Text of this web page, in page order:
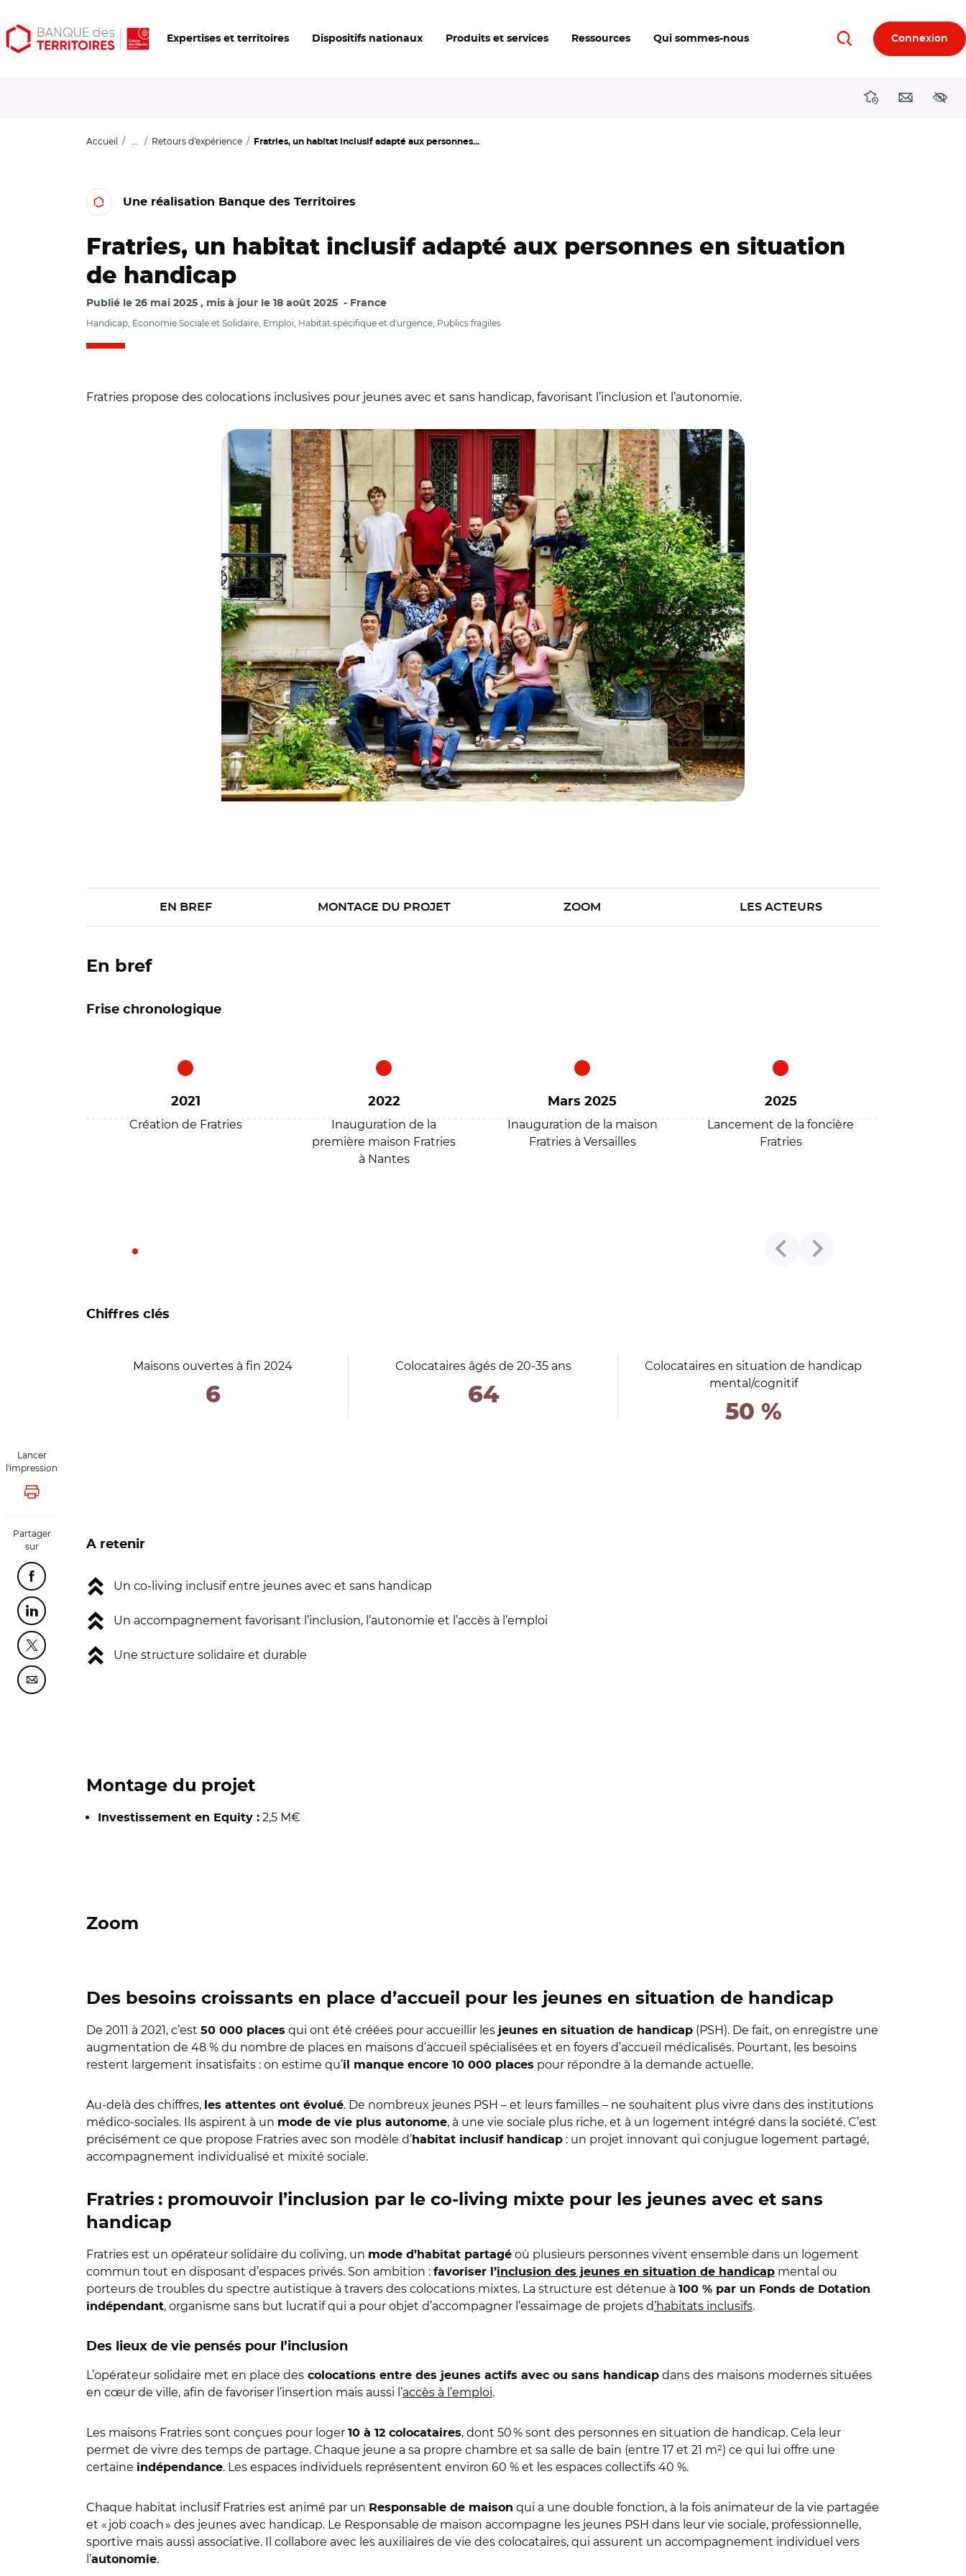
Aller
au
Aller
au
Ouvrir
les
Expertises et territoires Dispositifs nationaux Produits et services Ressources Qui sommes-nous RechercherConnexion
DirectionsContact
Accueil ... Retours d'expérience Fratries, un habitat inclusif adapté aux personnes...
Une réalisation Banque des Territoires
Fratries, un habitat inclusif adapté aux personnes en situation
de handicap
Publié le 26 mai 2025 mis à jour le 18 août 2025 France
Handicap, Economie Sociale et Solidaire, Emploi, Habitat spécifique et d'urgence, Publics fragiles
Lancer
l'impression
Lancer l'impression
Partager
sur
Partager cette page sur Facebook
Partager cette page sur Linkedin
Partager cette page sur Twitter
Partager cette page sur Courriel
Fratries propose des colocations inclusives pour jeunes avec et sans handicap, favorisant l’inclusion et l’autonomie.
EN BREF MONTAGE DU PROJET ZOOM LES ACTEURS
En bref
Frise chronologique
2021
Création de Fratries
2022
Inauguration de la
première maison Fratries
à Nantes
Mars 2025
Inauguration de la maison
Fratries à Versailles
2025
Lancement de la foncière
Fratries
Chiffres clés
Maisons ouvertes à fin 2024
6
Colocataires âgés de 20-35 ans
64
Colocataires en situation de handicap
mental/cognitif
50 %
A retenir
Un co-living inclusif entre jeunes avec et sans handicap
Un accompagnement favorisant l’inclusion, l’autonomie et l’accès à l’emploi
Une structure solidaire et durable
Montage du projet
Investissement en Equity : 2,5 M€
Zoom
Des besoins croissants en place d’accueil pour les jeunes en situation de handicap
De 2011 à 2021, c’est 50 000 places qui ont été créées pour accueillir les jeunes en situation de handicap (PSH). De fait, on enregistre une
augmentation de 48 % du nombre de places en maisons d’accueil spécialisées et en foyers d’accueil médicalisés. Pourtant, les besoins
restent largement insatisfaits : on estime qu’il manque encore 10 000 places pour répondre à la demande actuelle.
Au-delà des chiffres, les attentes ont évolué. De nombreux jeunes PSH – et leurs familles – ne souhaitent plus vivre dans des institutions
médico-sociales. Ils aspirent à un mode de vie plus autonome, à une vie sociale plus riche, et à un logement intégré dans la société. C’est
précisément ce que propose Fratries avec son modèle d’habitat inclusif handicap : un projet innovant qui conjugue logement partagé,
accompagnement individualisé et mixité sociale.
Fratries : promouvoir l’inclusion par le co-living mixte pour les jeunes avec et sans
handicap
Fratries est un opérateur solidaire du coliving, un mode d’habitat partagé où plusieurs personnes vivent ensemble dans un logement
commun tout en disposant d’espaces privés. Son ambition : favoriser l’inclusion des jeunes en situation de handicap mental ou
porteurs de troubles du spectre autistique à travers des colocations mixtes. La structure est détenue à 100 % par un Fonds de Dotation
indépendant, organisme sans but lucratif qui a pour objet d’accompagner l’essaimage de projets d’habitats inclusifs.
Des lieux de vie pensés pour l’inclusion
L’opérateur solidaire met en place des colocations entre des jeunes actifs avec ou sans handicap dans des maisons modernes situées
en cœur de ville, afin de favoriser l’insertion mais aussi l’accès à l’emploi.
Les maisons Fratries sont conçues pour loger 10 à 12 colocataires, dont 50 % sont des personnes en situation de handicap. Cela leur
permet de vivre des temps de partage. Chaque jeune a sa propre chambre et sa salle de bain (entre 17 et 21 m²) ce qui lui offre une
certaine indépendance. Les espaces individuels représentent environ 60 % et les espaces collectifs 40 %.
Chaque habitat inclusif Fratries est animé par un Responsable de maison qui a une double fonction, à la fois animateur de la vie partagée
et « job coach » des jeunes avec handicap. Le Responsable de maison accompagne les jeunes PSH dans leur vie sociale, professionnelle,
sportive mais aussi associative. Il collabore avec les auxiliaires de vie des colocataires, qui assurent un accompagnement individuel vers
l’autonomie.